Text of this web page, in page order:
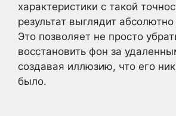
характеристики с такой
результат выглядит
Это позволяет не просто
восстановить фон за
создавая иллюзию, что его
было.